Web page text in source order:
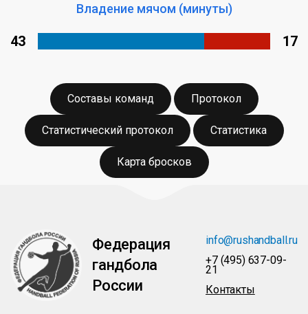
Владение мячом (минуты)
43 17
Составы команд Протокол
Статистический протокол Статистика
Карта бросков
Федерация
гандбола
России
info@rushandball.ru
+7 (495) 637-09-
21
Контакты